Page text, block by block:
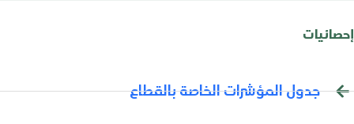
إحصائيات
جدول المؤشرات الخاصة بالقطاع